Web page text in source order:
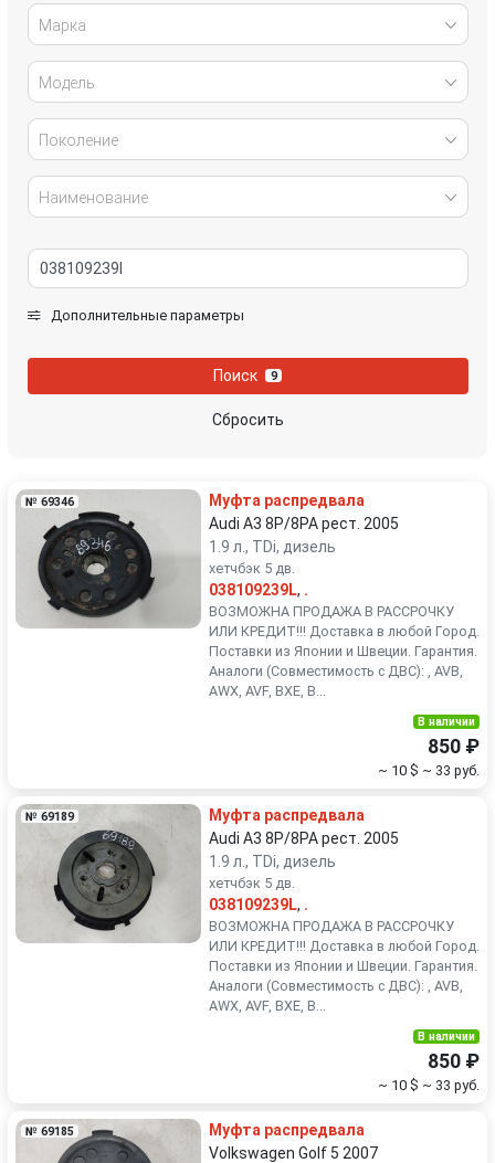
Kia
Land Rover
Mazda Mercedes-Benz
Nissan Opel
SEAT Skoda
Smart
Subaru Suzuki
Volkswagen
Марка
Модель
Поколение
Наименование
Дополнительные параметры
Поиск 9
Сбросить
№ 69346
Муфта распредвала
Audi A3 8P/8PA рест. 2005
1.9 л., TDi, дизель
хетчбэк 5 дв.
038109239L, .
ВОЗМОЖНА ПРОДАЖА В РАССРОЧКУ
ИЛИ КРЕДИТ!!! Доставка в любой Город.
Поставки из Японии и Швеции. Гарантия.
Аналоги (Совместимость с ДВС): , AVB,
AWX, AVF, BXE, B...
В наличии
850 ₽
~ 10 $ ~ 33 руб.
№ 69189
Муфта распредвала
Audi A3 8P/8PA рест. 2005
1.9 л., TDi, дизель
хетчбэк 5 дв.
038109239L, .
ВОЗМОЖНА ПРОДАЖА В РАССРОЧКУ
ИЛИ КРЕДИТ!!! Доставка в любой Город.
Поставки из Японии и Швеции. Гарантия.
Аналоги (Совместимость с ДВС): , AVB,
AWX, AVF, BXE, B...
В наличии
850 ₽
~ 10 $ ~ 33 руб.
№ 69185
Муфта распредвала
Volkswagen Golf 5 2007